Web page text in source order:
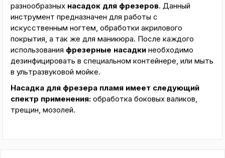
разнообразных насадок для фрезеров. Данный
инструмент предназначен для работы с
искусственным ногтем, обработки акрилового
покрытия, а так же для маникюра. После каждого
использования фрезерные насадки необходимо
дезинфицировать в специальном контейнере, или мыть
в ультразвуковой мойке.
Насадка для фрезера пламя имеет следующий
спектр применения: обработка боковых валиков,
трещин, мозолей.